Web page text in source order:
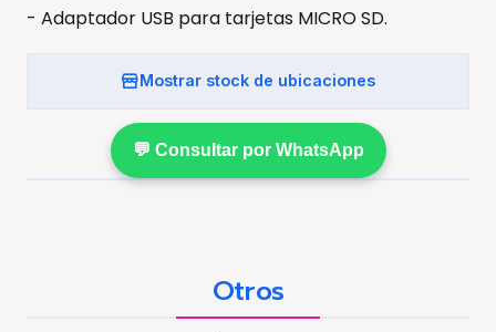
- Adaptador USB para tarjetas MICRO SD.
Mostrar stock de ubicaciones
💬 Consultar por WhatsApp
Otros